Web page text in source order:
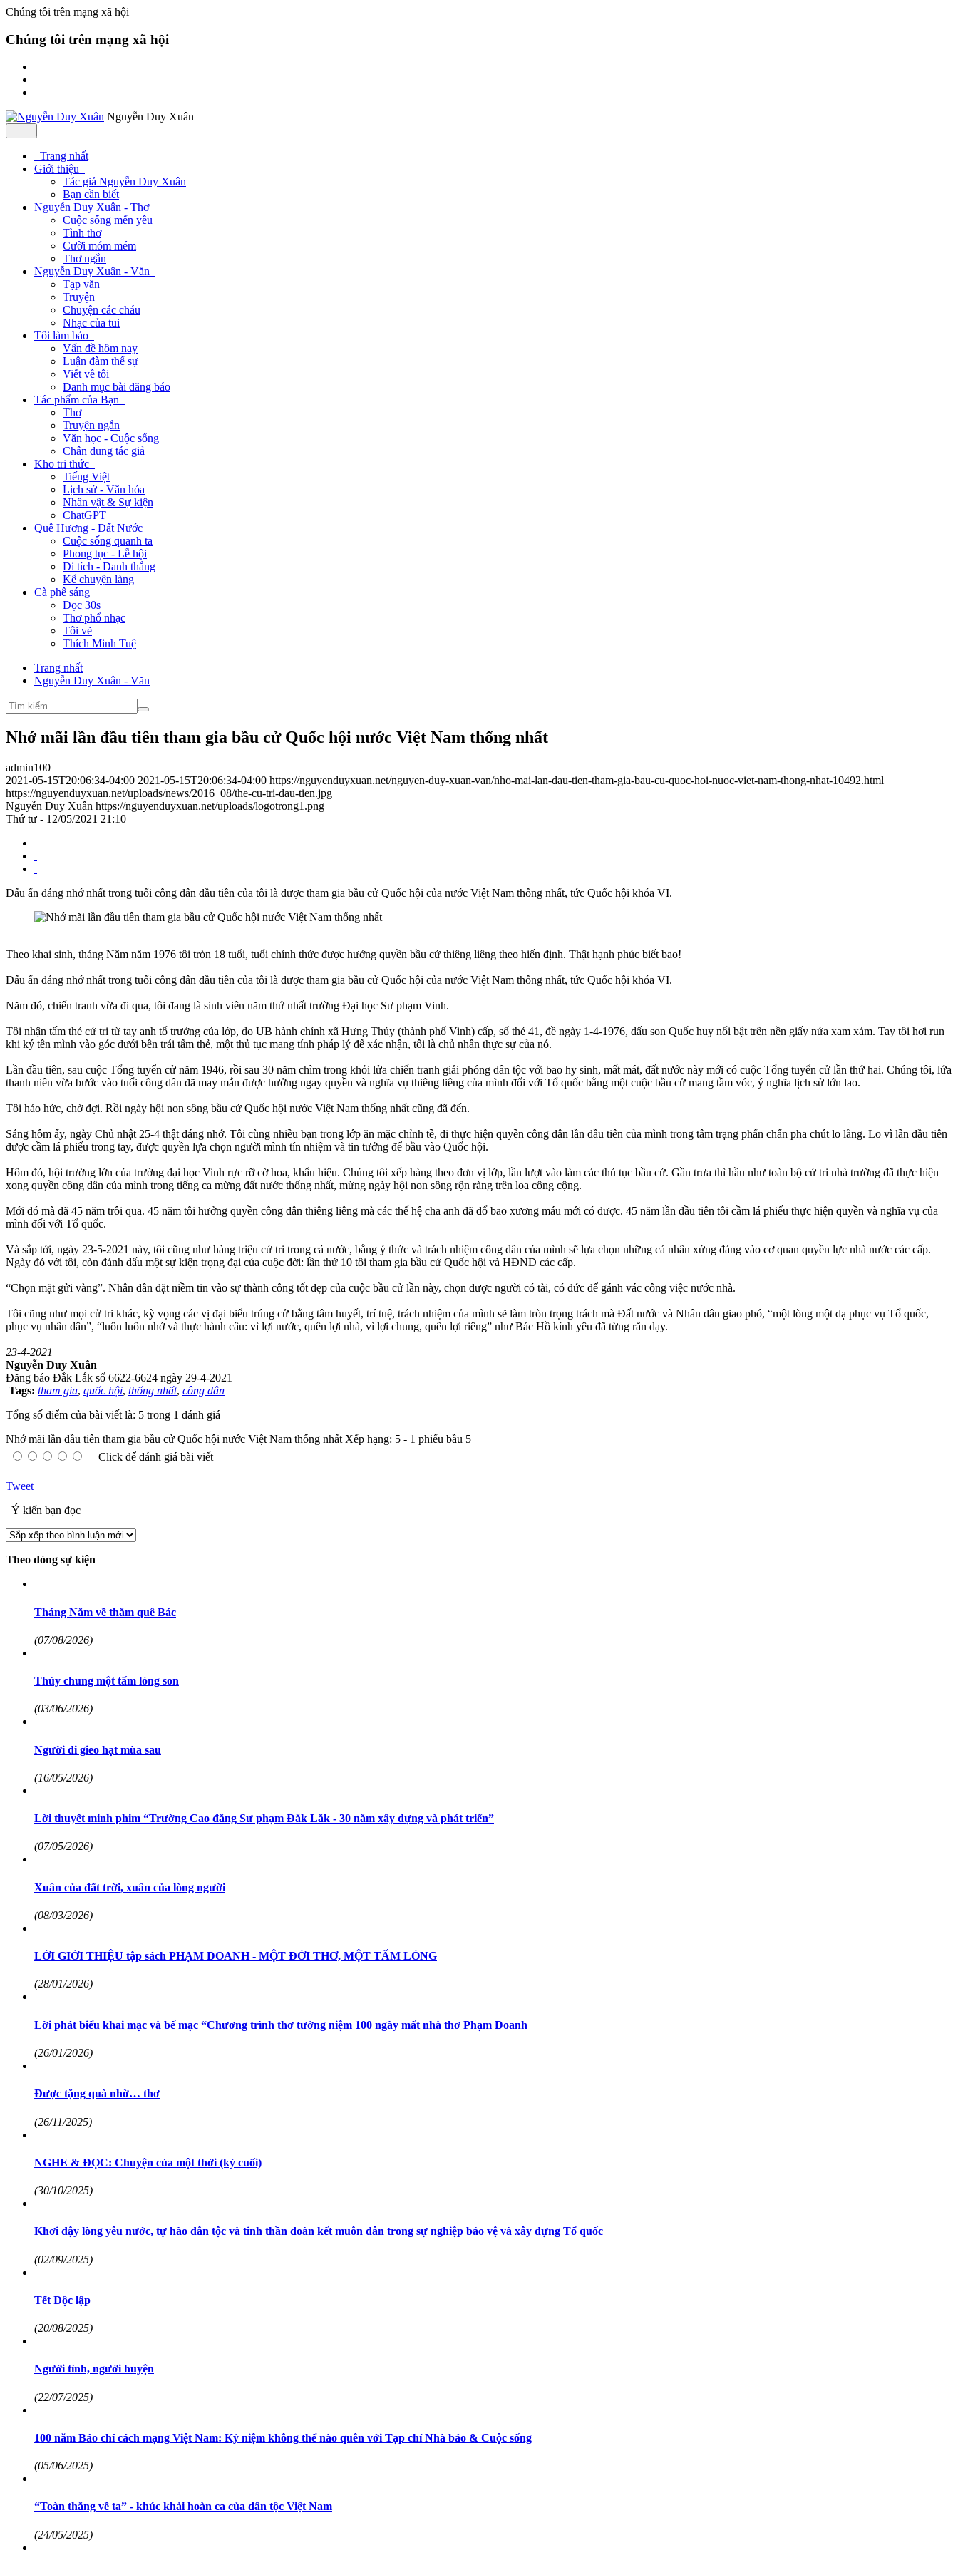
Chúng tôi trên mạng xã hội
Chúng tôi trên mạng xã hội
Nguyễn Duy Xuân
Trang nhất
Giới thiệu
Tác giả Nguyễn Duy Xuân
Bạn cần biết
Nguyễn Duy Xuân - Thơ
Cuộc sống mến yêu
Tình thơ
Cười móm mém
Thơ ngắn
Nguyễn Duy Xuân - Văn
Tạp văn
Truyện
Chuyện các cháu
Nhạc của tui
Tôi làm báo
Vấn đề hôm nay
Luận đàm thế sự
Viết về tôi
Danh mục bài đăng báo
Tác phẩm của Bạn
Thơ
Truyện ngắn
Văn học - Cuộc sống
Chân dung tác giả
Kho tri thức
Tiếng Việt
Lịch sử - Văn hóa
Nhân vật & Sự kiện
ChatGPT
Quê Hương - Đất Nước
Cuộc sống quanh ta
Phong tục - Lễ hội
Di tích - Danh thắng
Kể chuyện làng
Cà phê sáng
Đọc 30s
Thơ phổ nhạc
Tôi vẽ
Thích Minh Tuệ
Trang nhất
Nguyễn Duy Xuân - Văn
Nhớ mãi lần đầu tiên tham gia bầu cử Quốc hội nước Việt Nam thống nhất
admin100
2021-05-15T20:06:34-04:00 2021-05-15T20:06:34-04:00 https://nguyenduyxuan.net/nguyen-duy-xuan-van/nho-mai-lan-dau-tien-tham-gia-bau-cu-quoc-hoi-nuoc-viet-nam-thong-nhat-10492.html
https://nguyenduyxuan.net/uploads/news/2016_08/the-cu-tri-dau-tien.jpg
Nguyễn Duy Xuân https://nguyenduyxuan.net/uploads/logotrong1.png
Thứ tư - 12/05/2021 21:10
Dấu ấn đáng nhớ nhất trong tuổi công dân đầu tiên của tôi là được tham gia bầu cử Quốc hội của nước Việt Nam thống nhất, tức Quốc hội khóa VI.
Theo khai sinh, tháng Năm năm 1976 tôi tròn 18 tuổi, tuổi chính thức được hưởng quyền bầu cử thiêng liêng theo hiến định. Thật hạnh phúc biết bao!
Dấu ấn đáng nhớ nhất trong tuổi công dân đầu tiên của tôi là được tham gia bầu cử Quốc hội của nước Việt Nam thống nhất, tức Quốc hội khóa VI.
Năm đó, chiến tranh vừa đi qua, tôi đang là sinh viên năm thứ nhất trường Đại học Sư phạm Vinh.
Tôi nhận tấm thẻ cử tri từ tay anh tổ trưởng của lớp, do UB hành chính xã Hưng Thủy (thành phố Vinh) cấp, số thẻ 41, đề ngày 1-4-1976, dấu son Quốc huy nổi bật trên nền giấy nứa xam xám. Tay tôi hơi run
khi ký tên mình vào góc dưới bên trái tấm thẻ, một thủ tục mang tính pháp lý để xác nhận, tôi là chủ nhân thực sự của nó.
Lần đầu tiên, sau cuộc Tổng tuyển cử năm 1946, rồi sau 30 năm chìm trong khỏi lửa chiến tranh giải phóng dân tộc với bao hy sinh, mất mát, đất nước này mới có cuộc Tổng tuyển cử lần thứ hai. Chúng tôi, lứa
thanh niên vừa bước vào tuổi công dân đã may mắn được hưởng ngay quyền và nghĩa vụ thiêng liêng của mình đối với Tổ quốc bằng một cuộc bầu cử mang tầm vóc, ý nghĩa lịch sử lớn lao.
Tôi háo hức, chờ đợi. Rồi ngày hội non sông bầu cử Quốc hội nước Việt Nam thống nhất cũng đã đến.
Sáng hôm ấy, ngày Chủ nhật 25-4 thật đáng nhớ. Tôi cùng nhiều bạn trong lớp ăn mặc chỉnh tề, đi thực hiện quyền công dân lần đầu tiên của mình trong tâm trạng phấn chấn pha chút lo lắng. Lo vì lần đầu tiên
được cầm lá phiếu trong tay, được quyền lựa chọn người mình tín nhiệm và tin tưởng để bầu vào Quốc hội.
Hôm đó, hội trường lớn của trường đại học Vinh rực rỡ cờ hoa, khẩu hiệu. Chúng tôi xếp hàng theo đơn vị lớp, lần lượt vào làm các thủ tục bầu cử. Gần trưa thì hầu như toàn bộ cử tri nhà trường đã thực hiện
xong quyền công dân của mình trong tiếng ca mừng đất nước thống nhất, mừng ngày hội non sông rộn ràng trên loa công cộng.
Mới đó mà đã 45 năm trôi qua. 45 năm tôi hưởng quyền công dân thiêng liêng mà các thế hệ cha anh đã đổ bao xương máu mới có được. 45 năm lần đầu tiên tôi cầm lá phiếu thực hiện quyền và nghĩa vụ của
mình đối với Tổ quốc.
Và sắp tới, ngày 23-5-2021 này, tôi cũng như hàng triệu cử tri trong cả nước, bằng ý thức và trách nhiệm công dân của mình sẽ lựa chọn những cá nhân xứng đáng vào cơ quan quyền lực nhà nước các cấp.
Ngày đó với tôi, còn đánh dấu một sự kiện trọng đại của cuộc đời: lần thứ 10 tôi tham gia bầu cử Quốc hội và HĐND các cấp.
“Chọn mặt gửi vàng”. Nhân dân đặt niềm tin vào sự thành công tốt đẹp của cuộc bầu cử lần này, chọn được người có tài, có đức để gánh vác công việc nước nhà.
Tôi cũng như mọi cử tri khác, kỳ vọng các vị đại biểu trúng cử bằng tâm huyết, trí tuệ, trách nhiệm của mình sẽ làm tròn trọng trách mà Đất nước và Nhân dân giao phó, “một lòng một dạ phục vụ Tổ quốc,
phục vụ nhân dân”, “luôn luôn nhớ và thực hành câu: vì lợi nước, quên lợi nhà, vì lợi chung, quên lợi riêng” như Bác Hồ kính yêu đã từng răn dạy.
23-4-2021
Nguyễn Duy Xuân
Đăng báo Đắk Lắk số 6622-6624 ngày 29-4-2021
Tags: tham gia, quốc hội, thống nhất, công dân
Tổng số điểm của bài viết là: 5 trong 1 đánh giá
Nhớ mãi lần đầu tiên tham gia bầu cử Quốc hội nước Việt Nam thống nhất Xếp hạng: 5 - 1 phiếu bầu 5
Click để đánh giá bài viết
Tweet
Ý kiến bạn đọc
Theo dòng sự kiện
Tháng Năm về thăm quê Bác
(07/08/2026)
Thủy chung một tấm lòng son
(03/06/2026)
Người đi gieo hạt mùa sau
(16/05/2026)
Lời thuyết minh phim “Trường Cao đẳng Sư phạm Đắk Lắk - 30 năm xây dựng và phát triển”
(07/05/2026)
Xuân của đất trời, xuân của lòng người
(08/03/2026)
LỜI GIỚI THIỆU tập sách PHẠM DOANH - MỘT ĐỜI THƠ, MỘT TẤM LÒNG
(28/01/2026)
Lời phát biểu khai mạc và bế mạc “Chương trình thơ tưởng niệm 100 ngày mất nhà thơ Phạm Doanh
(26/01/2026)
Được tặng quà nhờ… thơ
(26/11/2025)
NGHE & ĐỌC: Chuyện của một thời (kỳ cuối)
(30/10/2025)
Khơi dậy lòng yêu nước, tự hào dân tộc và tinh thần đoàn kết muôn dân trong sự nghiệp bảo vệ và xây dựng Tổ quốc
(02/09/2025)
Tết Độc lập
(20/08/2025)
Người tỉnh, người huyện
(22/07/2025)
100 năm Báo chí cách mạng Việt Nam: Kỷ niệm không thể nào quên với Tạp chí Nhà báo & Cuộc sống
(05/06/2025)
“Toàn thắng về ta” - khúc khải hoàn ca của dân tộc Việt Nam
(24/05/2025)